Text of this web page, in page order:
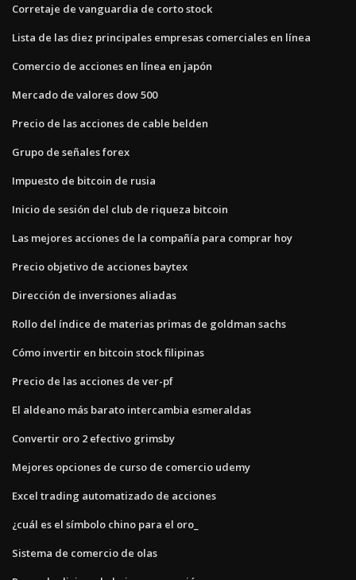
Corretaje de vanguardia de corto stock
Lista de las diez principales empresas comerciales en línea
Comercio de acciones en línea en japón
Mercado de valores dow 500
Precio de las acciones de cable belden
Grupo de señales forex
Impuesto de bitcoin de rusia
Inicio de sesión del club de riqueza bitcoin
Las mejores acciones de la compañía para comprar hoy
Precio objetivo de acciones baytex
Dirección de inversiones aliadas
Rollo del índice de materias primas de goldman sachs
Cómo invertir en bitcoin stock filipinas
Precio de las acciones de ver-pf
El aldeano más barato intercambia esmeraldas
Convertir oro 2 efectivo grimsby
Mejores opciones de curso de comercio udemy
Excel trading automatizado de acciones
¿cuál es el símbolo chino para el oro_
Sistema de comercio de olas